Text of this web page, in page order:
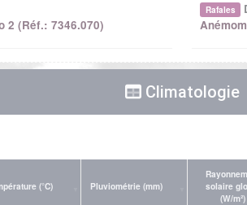
2 (Réf.: 7346.070)
Rafales
Climatologie
(°C) Pluviométrie (mm)
solaire
(W/m²)